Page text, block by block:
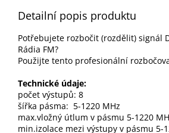
Detailní popis produktu
Potřebujete rozbočit (rozdělit) signál
Rádia FM?
Použijte tento profesionální
Technické údaje:
počet výstupů: 8
šířka pásma: 5-1220 MHz
max.vložný útlum v pásmu 5-1220
min.izolace mezi výstupy v pásmu 5-